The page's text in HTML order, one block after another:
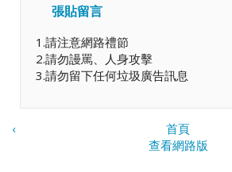
張貼留言
1.請注意網路禮節
2.請勿謾罵、人身攻擊
3.請勿留下任何垃圾廣告訊息
‹
首頁
查看網路版